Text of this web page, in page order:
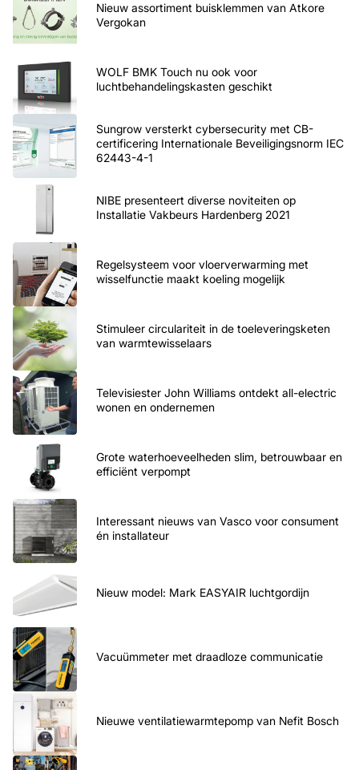
Nieuw assortiment buisklemmen van Atkore
Vergokan
WOLF BMK Touch nu ook voor
luchtbehandelingskasten geschikt
Sungrow versterkt cybersecurity met CB-
certificering Internationale Beveiligingsnorm IEC
62443-4-1
NIBE presenteert diverse noviteiten op
Installatie Vakbeurs Hardenberg 2021
Regelsysteem voor vloerverwarming met
wisselfunctie maakt koeling mogelijk
Stimuleer circulariteit in de toeleveringsketen
van warmtewisselaars
Televisiester John Williams ontdekt all-electric
wonen en ondernemen
Grote waterhoeveelheden slim, betrouwbaar en
efficiënt verpompt
Interessant nieuws van Vasco voor consument
én installateur
Nieuw model: Mark EASYAIR luchtgordijn
Vacuümmeter met draadloze communicatie
Nieuwe ventilatiewarmtepomp van Nefit Bosch